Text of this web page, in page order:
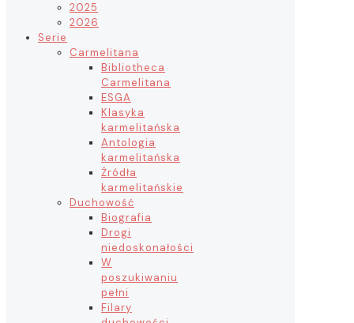
2025
2026
Serie
Carmelitana
Bibliotheca
Carmelitana
ESGA
Klasyka
karmelitańska
Antologia
karmelitańska
Źródła
karmelitańskie
Duchowość
Biografia
Drogi
niedoskonałości
W
poszukiwaniu
pełni
Filary